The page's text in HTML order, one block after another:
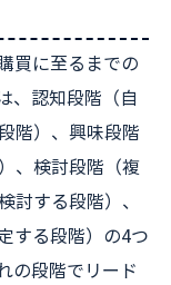
買に至るまでの
、認知段階（自
階）、興味段階
、検討段階（複
討する段階）、
する段階）の4つ
の段階でリード